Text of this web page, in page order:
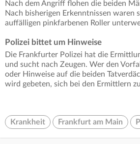
Nach dem Angriff flohen die beiden
Nach bisherigen Erkenntnissen waren
auffälligen pinkfarbenen Roller
Polizei bittet um Hinweise
Die Frankfurter Polizei hat die
und sucht nach Zeugen. Wer den
oder Hinweise auf die beiden
wird gebeten, sich bei den Ermittlern
Krankheit Frankfurt am Main